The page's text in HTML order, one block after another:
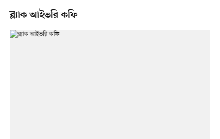
ব্ল্যাক আইভরি কফি